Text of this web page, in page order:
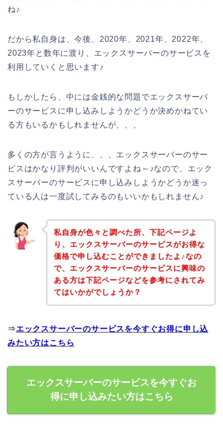
ね♪
だから私自身は、今後、2020年、2021年、2022年、
2023年と数年に渡り、エックスサーバーのサービスを
利用していくと思います♪
もしかしたら、中には金銭的な問題でエックスサーバ
ーのサービスに申し込みしようかどうか決めかねてい
る方もいるかもしれませんが、、、
多くの方が言うように、、、エックスサーバーのサー
ビスはかなり評判がいいんですよね～♪なので、エック
スサーバーのサービスに申し込みしようかどうか迷っ
ている人は一度試してみるのもいいかもしれません♪
私自身が色々と調べた所、下記ページよ
り、エックスサーバーのサービスがお得な
価格で申し込むことができましたよ♪なの
で、エックスサーバーのサービスに興味の
ある方は下記ページなどを参考にされてみ
てはいかがでしょうか？
⇒エックスサーバーのサービスを今すぐお得に申し込
みたい方はこちら
エックスサーバーのサービスを今すぐお
得に申し込みたい方はこちら